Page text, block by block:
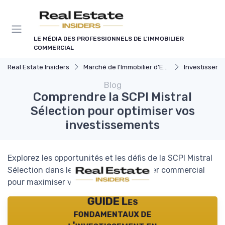
LE MÉDIA DES PROFESSIONNELS DE L'IMMOBILIER
COMMERCIAL
Real Estate Insiders Marché de l'Immobilier d'Entreprise Investissements
Blog
Comprendre la SCPI Mistral
Sélection pour optimiser vos
investissements
Explorez les opportunités et les défis de la SCPI Mistral
Sélection dans le secteur de l'immobilier commercial
pour maximiser vos rendements.
GUIDE Les
fondamentaux de